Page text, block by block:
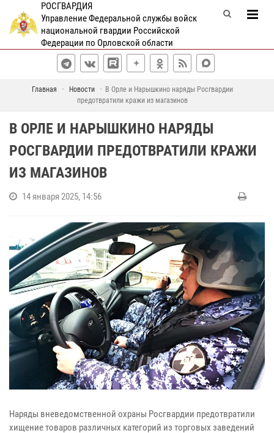
РОСГВАРДИЯ
Управление Федеральной службы войск
национальной гвардии Российской
Федерации по Орловской области
Главная Новости
В Орле и Нарышкино наряды Росгвардии
предотвратили кражи из магазинов
В ОРЛЕ И НАРЫШКИНО НАРЯДЫ
РОСГВАРДИИ ПРЕДОТВРАТИЛИ КРАЖИ
ИЗ МАГАЗИНОВ
14 января 2025, 14:56
Наряды вневедомственной охраны Росгвардии предотвратили
хищение товаров различных категорий из торговых заведений